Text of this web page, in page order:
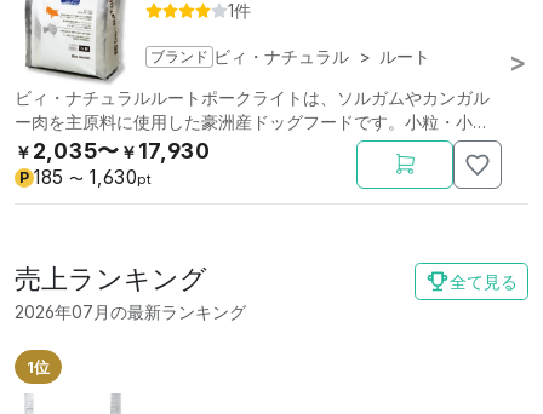
1件
ブランド ビィ・ナチュラル > ルート
ビィ・ナチュラルルートポークライトは、ソルガムやカンガル
ー肉を主原料に使用した豪洲産ドッグフードです。小粒・小
袋。
￥ 2,035〜 ￥ 17,930
P 185 〜 1,630pt
売上ランキング
2026年07月の最新ランキング
全て見る
1位